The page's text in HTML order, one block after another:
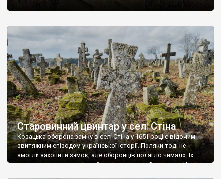
Старовинний цвинтар у селі Стіна
Козацька оборона замку в селі Стіна у 1651 році є відомим
звитяжним епізодом української історії. Поляки тоді не
змогли захопити замок, але оборонців полягло чимало. Їх
поховали на цвинтарі, який тоді називався Замковим. Нині на